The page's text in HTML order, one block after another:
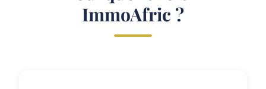
ImmoAfric ?